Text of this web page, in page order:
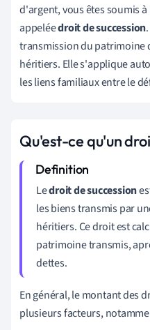
d'argent, vous êtes soumis
appeléedroit de succession
transmission du patrimoine
héritiers. Elle s'applique
les liens familiaux entre le
Qu'est-ce qu'un
Ledroit de succession
les biens transmis par
héritiers. Ce droit est
patrimoine transmis,
dettes.
En général, le montant des
plusieurs facteurs,